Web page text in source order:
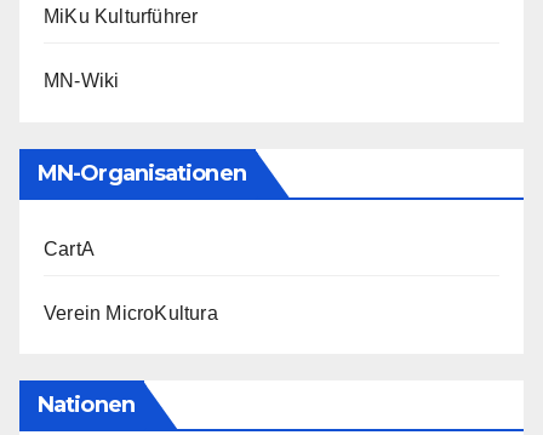
MiKu Kulturführer
MN-Wiki
MN-Organisationen
CartA
Verein MicroKultura
Nationen